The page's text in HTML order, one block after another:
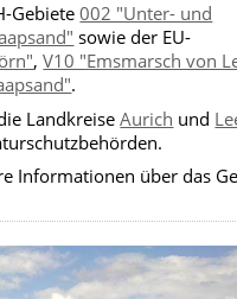
Gebiete002 "Unter- und
sowie der EU-
,V10 "Emsmarsch von
.
LandkreiseAurich und
Informationen über das